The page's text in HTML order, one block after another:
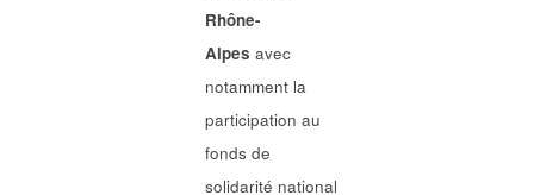
Rhône-
Alpes avec
notamment la
participation au
fonds de
solidarité national